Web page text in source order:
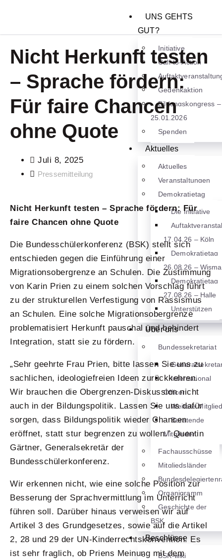
UNS GEHTS
GUT?
Initiative
Call-to-Action
Gedenkaktion
Bildungskongress –
25.01.2026
Spenden
Aktuelles
Aktuelles
Veranstaltungen
Demokratietag
Die Initiative
17.04.26 – Köln
Demokratietag
26.08.26 –
Demokratietag
27.08.26 – Halle
Unterstützen
Über uns
Bundessekretariat
International
Officer
Weitere
Beratende
Mitglieder
Fachausschüsse
Mitgliedsländer
Organigramm
Geschichte der
BSK
Beschlüsse
BSK-wiki
Nicht Herkunft testen
– Sprache fördern:
Für faire Chancen
ohne Quote
Juli 8, 2025
Pressemitteilung
Nicht Herkunft testen – Sprache fördern: Für
faire Chancen ohne Quote
Die Bundesschülerkonferenz (BSK) stellt sich
entschieden gegen die Einführung einer
Migrationsobergrenze an Schulen. Die Zustimmung
von Karin Prien zu einem solchen Vorschlag führt
zu der strukturellen Verfestigung von Rassismus
an Schulen. Eine solche Migrationsobergrenze
problematisiert Herkunft pauschal und behindert
Integration, statt sie zu fördern.
„Sehr geehrte Frau Prien, bitte lassen Sie uns zu
sachlichen, ideologiefreien Ideen zurückkehren.
Wir brauchen die Obergrenzen-Diskussion nicht
auch in der Bildungspolitik. Lassen Sie uns dafür
sorgen, dass Bildungspolitik wieder Chancen
eröffnet, statt stur begrenzen zu wollen.” Quentin
Gärtner, Generalsekretär der
Bundesschülerkonferenz.
Wir erkennen nicht, wie eine solche Position zur
Besserung der Sprachvermittlung im Unterricht
führen soll. Darüber hinaus verweisen wir auf
Artikel 3 des Grundgesetzes, sowie auf die Artikel
2, 28 und 29 der UN-Kinderrechtskonvention. Es
ist sehr fraglich, ob Priens Meinung mit dem